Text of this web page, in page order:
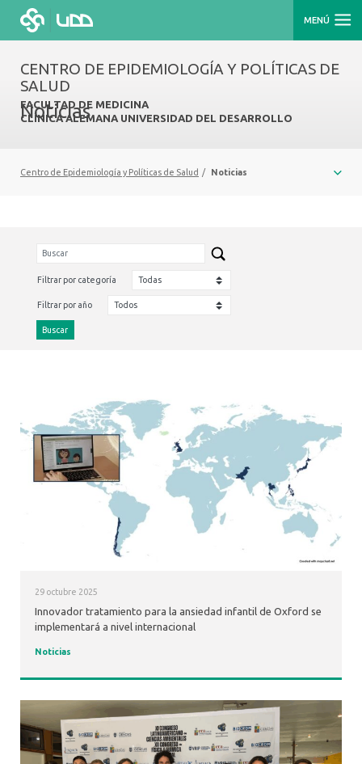
MENÚ
CENTRO DE EPIDEMIOLOGÍA Y POLÍTICAS DE
SALUD
FACULTAD DE MEDICINA
CLÍNICA ALEMANA UNIVERSIDAD DEL DESARROLLO
Noticias
Centro de Epidemiología y Políticas de Salud / Noticias
Filtrar por categoría
Filtrar por año
Buscar
29 octubre 2025
Innovador tratamiento para la ansiedad infantil de Oxford se
implementará a nivel internacional
Noticias